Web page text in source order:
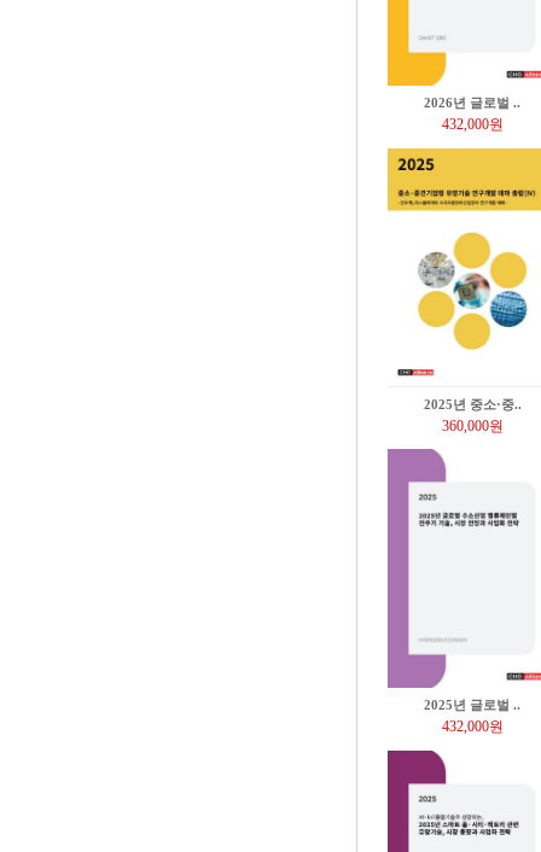
2026년 글로벌 ..
432,000원
2025년 중소·중..
360,000원
2025년 글로벌 ..
432,000원